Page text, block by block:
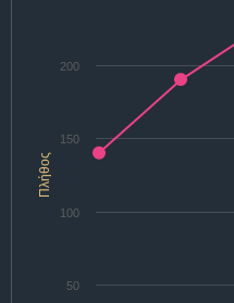
Πλήθος
50
100
150
200